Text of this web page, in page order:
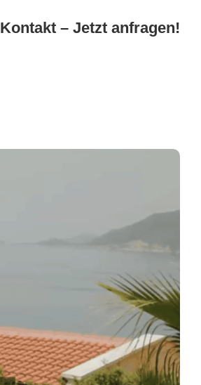
Kontakt – Jetzt anfragen!